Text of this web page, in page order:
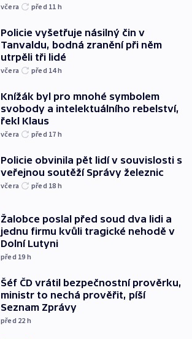
včera před 11 h
Policie vyšetřuje násilný čin v
Tanvaldu, bodná zranění při něm
utrpěli tři lidé
včera před 14h
Knížák byl pro mnohé symbolem
svobody a intelektuálního rebelství,
řekl Klaus
včera před 17 h
Policie obvinila pět lidí v souvislosti s
veřejnou soutěží Správy železnic
včera před 18 h
Žalobce poslal před soud dva lidi a
jednu firmu kvůli tragické nehodě v
Dolní Lutyni
před 19 h
Šéf ČD vrátil bezpečnostní prověrku,
ministr to nechá prověřit, píší
Seznam Zprávy
před 22 h